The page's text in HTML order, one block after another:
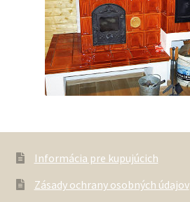
Informácia pre kupujúcich
Zásady ochrany osobných údajov